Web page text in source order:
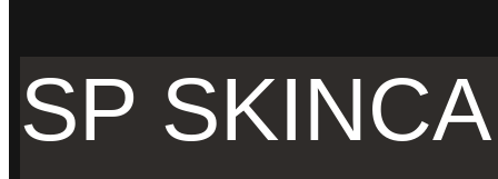
SP